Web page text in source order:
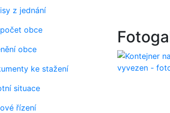
z jednání
obce
obce
ke stažení
situace
řízení